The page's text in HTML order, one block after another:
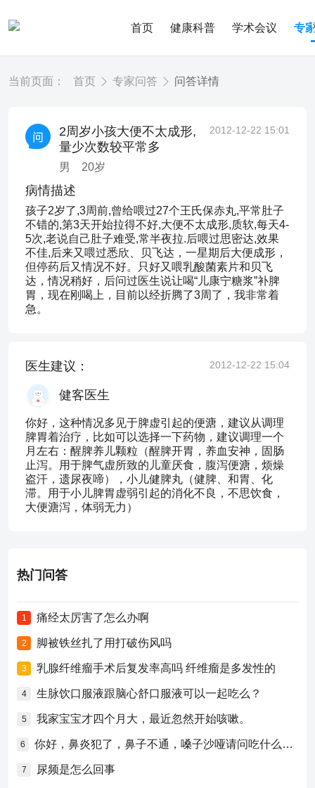
首页 健康科普 学术会议 专
当前页面： 首页 专家问答 问答详情
2周岁小孩大便不太成形,
量少次数较平常多
男 20岁
2012-12-22 15:01
病情描述
孩子2岁了,3周前,曾给喂过27个王氏保赤丸,平常肚子
不错的,第3天开始拉得不好,大便不太成形,质软,每天4-
5次,老说自己肚子难受,常半夜拉.后喂过思密达,效果
不佳,后来又喂过悉欣、贝飞达，一星期后大便成形，
但停药后又情况不好。只好又喂乳酸菌素片和贝飞
达，情况稍好，后问过医生说让喝“儿康宁糖浆”补脾
胃，现在刚喝上，目前以经折腾了3周了，我非常着
急。
医生建议： 2012-12-22 15:04
健客医生
你好，这种情况多见于脾虚引起的便溏，建议从调理
脾胃着治疗，比如可以选择一下药物，建议调理一个
月左右：醒脾养儿颗粒（醒脾开胃，养血安神，固肠
止泻。用于脾气虚所致的儿童厌食，腹泻便溏，烦燥
盗汗，遗尿夜啼），小儿健脾丸（健脾、和胃、化
滞。用于小儿脾胃虚弱引起的消化不良，不思饮食，
大便溏泻，体弱无力）
热门问答
1 痛经太厉害了怎么办啊
2 脚被铁丝扎了用打破伤风吗
3 乳腺纤维瘤手术后复发率高吗 纤维瘤是多发性的
4 生脉饮口服液跟脑心舒口服液可以一起吃么？
5 我家宝宝才四个月大，最近忽然开始咳嗽。
6 你好，鼻炎犯了，鼻子不通，嗓子沙哑请问吃什么药比较好？
7 尿频是怎么回事